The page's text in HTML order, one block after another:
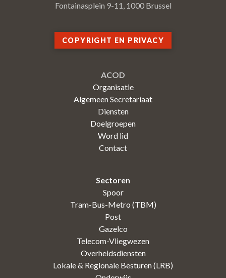
Fontainasplein 9-11, 1000 Brussel
COPYRIGHT EN PRIVACY
ACOD
Organisatie
Algemeen Secretariaat
Diensten
Doelgroepen
Word lid
Contact
Sectoren
Spoor
Tram-Bus-Metro (TBM)
Post
Gazelco
Telecom-Vliegwezen
Overheidsdiensten
Lokale & Regionale Besturen (LRB)